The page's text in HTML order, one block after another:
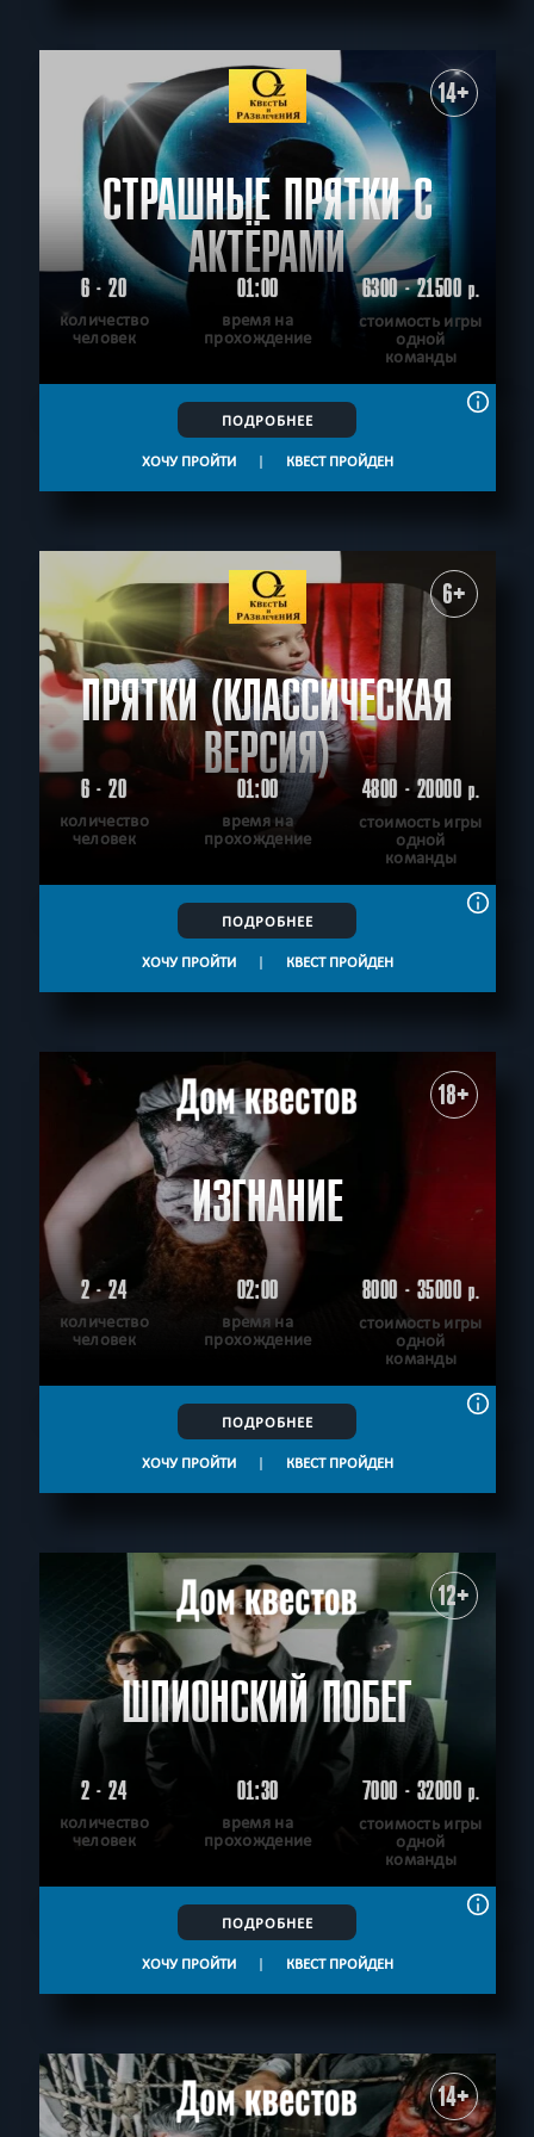
14+
СТРАШНЫЕ ПРЯТКИ С
АКТЁРАМИ
6 - 20
количество
человек
01:00
время на
прохождение
6300 - 21500р.
стоимость игры
одной
команды
ПОДРОБНЕЕ
ХОЧУ ПРОЙТИ | КВЕСТ ПРОЙДЕН
6+
ПРЯТКИ (КЛАССИЧЕСКАЯ
ВЕРСИЯ)
6 - 20
количество
человек
01:00
время на
прохождение
4800 - 20000р.
стоимость игры
одной
команды
ПОДРОБНЕЕ
ХОЧУ ПРОЙТИ | КВЕСТ ПРОЙДЕН
18+
ИЗГНАНИЕ
2 - 24
количество
человек
02:00
время на
прохождение
8000 - 35000р.
стоимость игры
одной
команды
ПОДРОБНЕЕ
ХОЧУ ПРОЙТИ | КВЕСТ ПРОЙДЕН
12+
ШПИОНСКИЙ ПОБЕГ
2 - 24
количество
человек
01:30
время на
прохождение
7000 - 32000р.
стоимость игры
одной
команды
ПОДРОБНЕЕ
ХОЧУ ПРОЙТИ | КВЕСТ ПРОЙДЕН
14+